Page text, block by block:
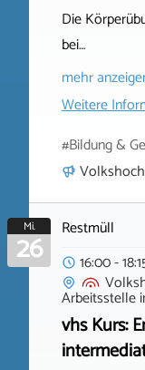
Die
bei…
mehr
Weitere
#Bildung &
Mi.
26
Restmüll
16:00 -
Arbeitsstelle
vhs Kurs: